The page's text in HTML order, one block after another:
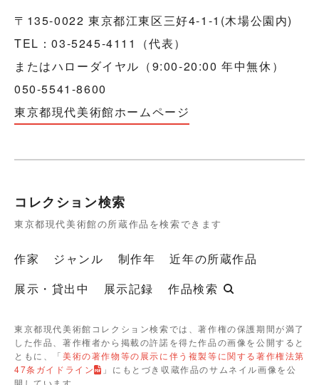
〒135-0022 東京都江東区三好4-1-1(木場公園内)
TEL：03-5245-4111（代表）
またはハローダイヤル（9:00-20:00 年中無休）
050-5541-8600
東京都現代美術館ホームページ
コレクション検索
東京都現代美術館の所蔵作品を検索できます
作家 ジャンル 制作年
近年の所蔵作品
展示・貸出中
展示記録 作品検索
東京都現代美術館コレクション検索では、著作権の保護期間が満了
した作品、著作権者から掲載の許諾を得た作品の画像を公開すると
ともに、「美術の著作物等の展示に伴う複製等に関する著作権法第
47条ガイドライン
」にもとづき収蔵作品のサムネイル画像を公